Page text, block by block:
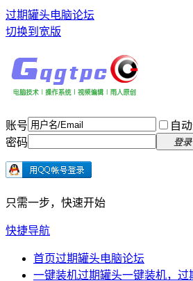
过期罐头电脑论坛
切换到宽版
账号 自
密码
登录
只需一步，快速开始
快捷导航
首页过期罐头电脑论坛
一键装机过期罐头一键装机，过